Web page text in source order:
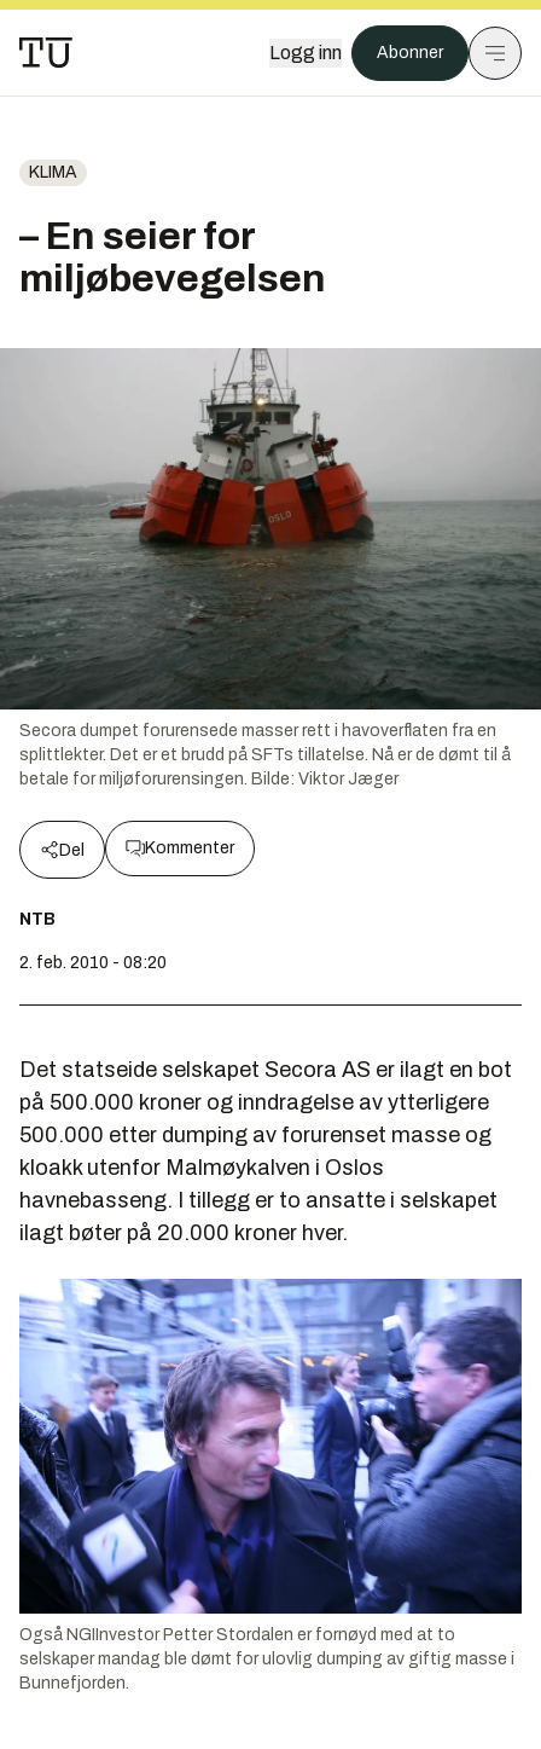
Logg inn Abonner
KLIMA
– En seier for
miljøbevegelsen
Secora dumpet forurensede masser rett i havoverflaten fra en
splittlekter. Det er et brudd på SFTs tillatelse. Nå er de dømt til å
betale for miljøforurensingen. Bilde: Viktor Jæger
Del Kommenter
NTB
2. feb. 2010 - 08:20
Det statseide selskapet Secora AS er ilagt en bot
på 500.000 kroner og inndragelse av ytterligere
500.000 etter dumping av forurenset masse og
kloakk utenfor Malmøykalven i Oslos
havnebasseng. I tillegg er to ansatte i selskapet
ilagt bøter på 20.000 kroner hver.
Også NGIInvestor Petter Stordalen er fornøyd med at to
selskaper mandag ble dømt for ulovlig dumping av giftig masse i
Bunnefjorden.